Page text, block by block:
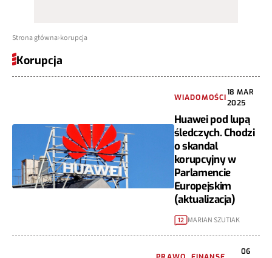
Strona główna korupcja
Korupcja
WIADOMOŚCI
18 MAR
2025
Huawei pod lupą
śledczych. Chodzi
o skandal
korupcyjny w
Parlamencie
Europejskim
(aktualizacja)
12 MARIAN SZUTIAK
06